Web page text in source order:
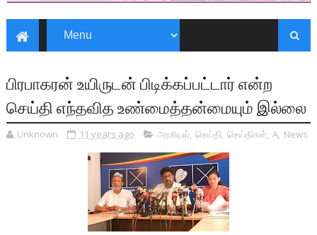
பிரபாகரன் உயிருடன் பிடிக்கப்பட்டார் என்ற
செய்தி எந்தவித உண்மைத்தன்மையும் இல்லை
Unknown 11 years ago அரசியல், செய்தி, செய்திகள், A, News